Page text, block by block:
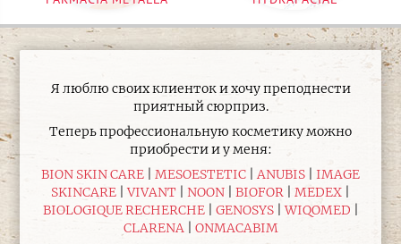
Я люблю своих клиенток и хочу преподнести
приятный сюрприз.
Теперь профессиональную косметику можно
приобрести и у меня:
BION SKIN CARE
MESOESTETIC ANUBIS
IMAGE
SKINCARE
VIVANT NOON BIOFOR
MEDEX
BIOLOGIQUE RECHERCHE
GENOSYS
WIQOMED
CLARENA
ONMACABIM